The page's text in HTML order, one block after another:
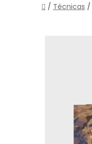
Inicio
/ Técnicas /